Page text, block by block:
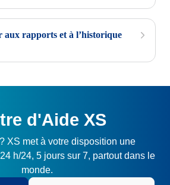
aux rapports et à l’historique
d'Aide XS
XS met à votre disposition une
h/24, 5 jours sur 7, partout dans le
monde.